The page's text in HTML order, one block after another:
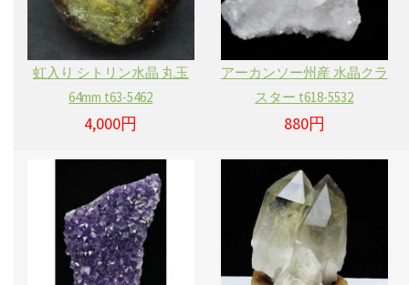
虹入り シトリン水晶 丸玉
64mm t63-5462
4,000円
アーカンソー州産 水晶クラ
スター t618-5532
880円